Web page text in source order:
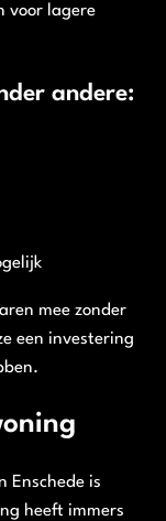
voor lagere
andere:
mee zonder
een investering
Enschede is
heeft immers